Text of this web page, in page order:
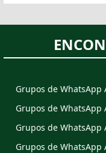
Grupos de WhatsApp
Grupos de WhatsApp
Grupos de WhatsApp
Grupos de WhatsApp